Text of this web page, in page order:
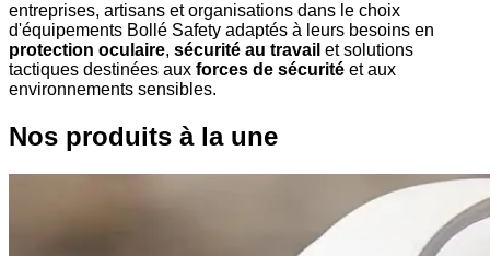
entreprises, artisans et organisations dans le choix
d'équipements Bollé Safety adaptés à leurs besoins en
protection oculaire, sécurité au travail et solutions
tactiques destinées aux forces de sécurité et aux
environnements sensibles.
Nos produits à la une